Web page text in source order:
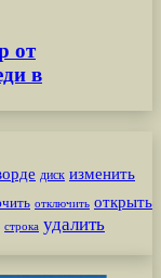
от
в
диск изменить
отключить открыть
строка удалить